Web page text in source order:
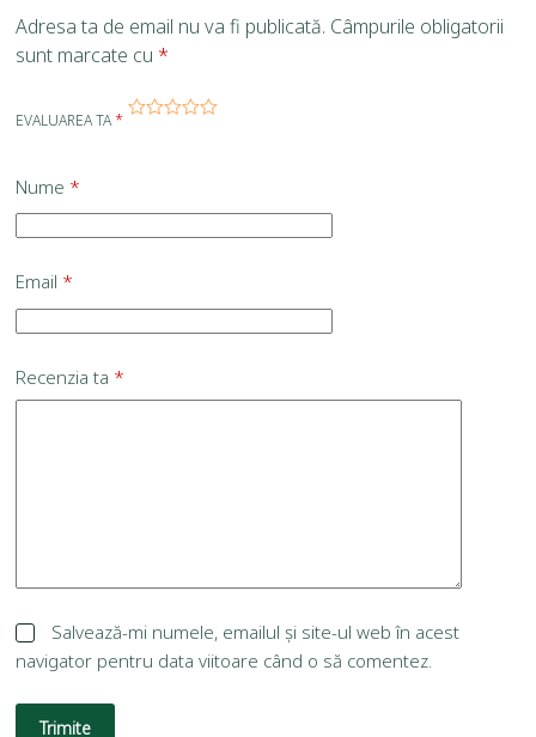
Adresa ta de email nu va fi publicată. Câmpurile obligatorii
sunt marcate cu *
EVALUAREA TA*
Nume *
Email *
Recenzia ta *
Salvează-mi numele, emailul și site-ul web în acest
navigator pentru data viitoare când o să comentez.
Trimite